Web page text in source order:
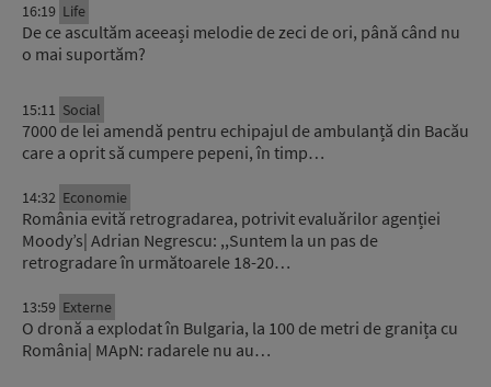
16:19 Life
De ce ascultăm aceeași melodie de zeci de ori, până când nu
o mai suportăm?
15:11 Social
7000 de lei amendă pentru echipajul de ambulanță din Bacău
care a oprit să cumpere pepeni, în timp…
14:32 Economie
România evită retrogradarea, potrivit evaluărilor agenției
Moody’s| Adrian Negrescu: ,,Suntem la un pas de
retrogradare în următoarele 18-20…
13:59 Externe
O dronă a explodat în Bulgaria, la 100 de metri de granița cu
România| MApN: radarele nu au…